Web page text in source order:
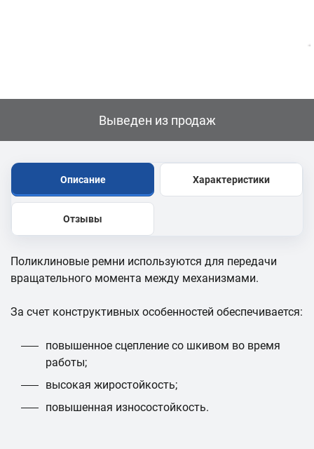
Выведен из продаж
Описание Характеристики
Отзывы
Поликлиновые ремни используются для передачи
вращательного момента между механизмами.
За счет конструктивных особенностей обеспечивается:
повышенное сцепление со шкивом во время
работы;
высокая жиростойкость;
повышенная износостойкость.